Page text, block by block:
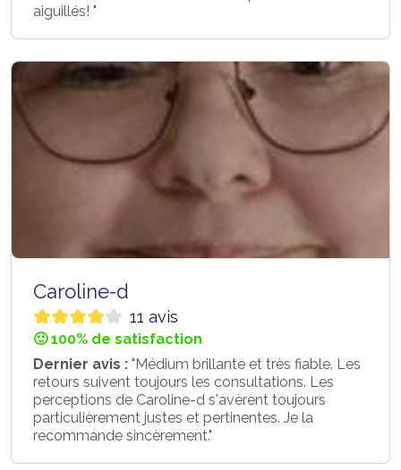
aiguillés! "
Caroline-d
11 avis
🙂 100% de satisfaction
Dernier avis : "Médium brillante et très fiable. Les
retours suivent toujours les consultations. Les
perceptions de Caroline-d s'avèrent toujours
particulièrement justes et pertinentes. Je la
recommande sincèrement."